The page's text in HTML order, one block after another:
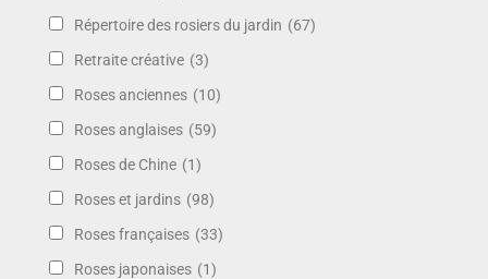
Répertoire des rosiers du jardin (67)
Retraite créative (3)
Roses anciennes (10)
Roses anglaises (59)
Roses de Chine (1)
Roses et jardins (98)
Roses françaises (33)
Roses japonaises (1)